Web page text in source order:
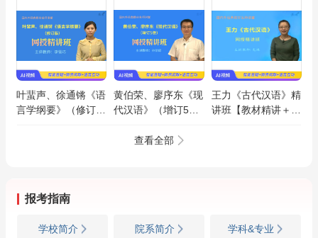
叶蜚声、徐通锵《语
言学纲要》（修订
黄伯荣、廖序东《现
代汉语》（增订5
讲＋考研真题串讲】
王力《古代汉语》精
讲班【教材精讲＋考
查看全部
报考指南
学校简介 院系简介 学科&专业